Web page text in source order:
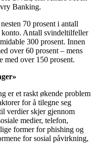
Banking.
70 prosent i antall
Antall svindeltilfeller
300 prosent. Innen
over 60 prosent – mens
med over 150 prosent.
er et raskt økende problem
for å tilegne seg
verdier skjer gjennom
medier, telefon,
former for phishing og
for sosial påvirkning,